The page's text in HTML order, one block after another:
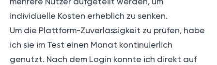
individuelle Kosten erheblich zu senken.
Um die Plattform-Zuverlässigkeit zu prüfen, habe
ich sie im Test einen Monat kontinuierlich
genutzt. Nach dem Login konnte ich direkt auf